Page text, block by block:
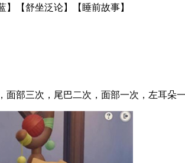
【舒坐泛论】【睡前故事】
三次，尾巴二次，面部一次，左耳朵一